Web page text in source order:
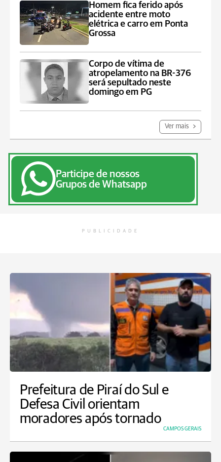
Homem fica ferido após
acidente entre moto
elétrica e carro em Ponta
Grossa
Corpo de vítima de
atropelamento na BR-376
será sepultado neste
domingo em PG
Ver mais
Participe de nossos
Grupos de Whatsapp
PUBLICIDADE
Prefeitura de Piraí do Sul e
Defesa Civil orientam
moradores após tornado
CAMPOS GERAIS